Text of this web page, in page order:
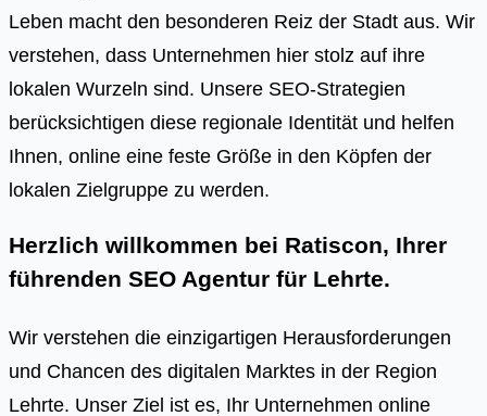
Leben macht den besonderen Reiz der Stadt aus. Wir
verstehen, dass Unternehmen hier stolz auf ihre
lokalen Wurzeln sind. Unsere SEO-Strategien
berücksichtigen diese regionale Identität und helfen
Ihnen, online eine feste Größe in den Köpfen der
lokalen Zielgruppe zu werden.
Herzlich willkommen bei Ratiscon, Ihrer
führenden SEO Agentur für Lehrte.
Wir verstehen die einzigartigen Herausforderungen
und Chancen des digitalen Marktes in der Region
Lehrte. Unser Ziel ist es, Ihr Unternehmen online